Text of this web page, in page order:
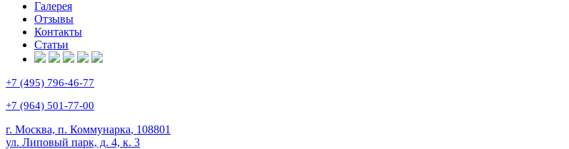
Галерея
Отзывы
Контакты
Статьи
+7 (495) 796-46-77
+7 (964) 501-77-00
г. Москва, п. Коммунарка, 108801
ул. Липовый парк, д. 4, к. 3